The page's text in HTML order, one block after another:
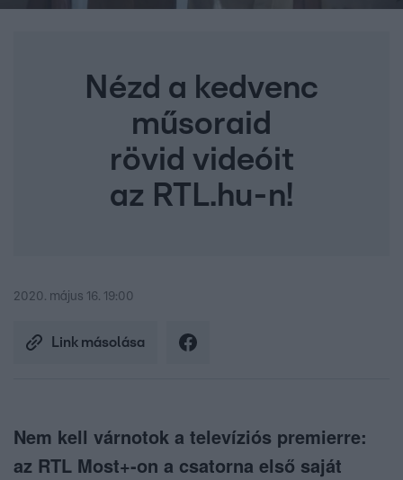
Nézd a kedvenc
műsoraid
rövid videóit
az RTL.hu-n!
2020. május 16. 19:00
Link másolása
Nem kell várnotok a televíziós premierre:
az RTL Most+-on a csatorna első saját